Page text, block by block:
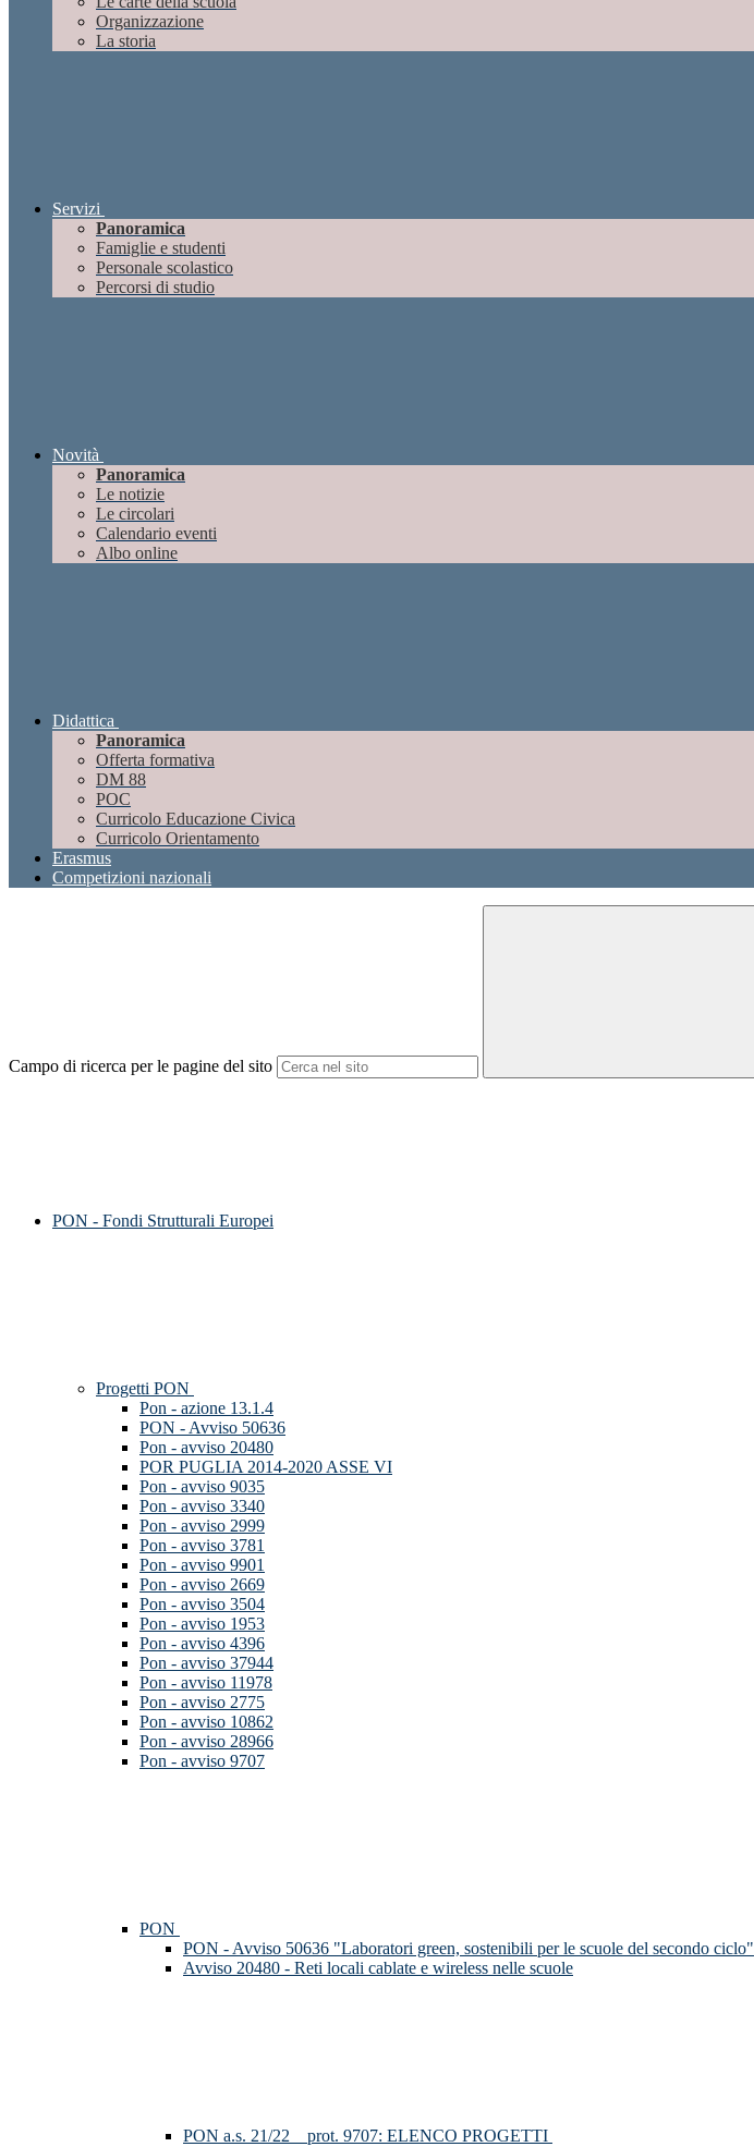
Organizzazione
La storia
Servizi
Panoramica
Famiglie e studenti
Personale scolastico
Percorsi di studio
Novità
Panoramica
Le notizie
Le circolari
Calendario eventi
Albo online
Didattica
Panoramica
Offerta formativa
DM 88
POC
Curricolo Educazione Civica
Curricolo Orientamento
Erasmus
Competizioni nazionali
Campo di ricerca per le pagine del sito
PON - Fondi Strutturali Europei
Progetti PON
Pon - azione 13.1.4
PON - Avviso 50636
Pon - avviso 20480
POR PUGLIA 2014-2020 ASSE VI
Pon - avviso 9035
Pon - avviso 3340
Pon - avviso 2999
Pon - avviso 3781
Pon - avviso 9901
Pon - avviso 2669
Pon - avviso 3504
Pon - avviso 1953
Pon - avviso 4396
Pon - avviso 37944
Pon - avviso 11978
Pon - avviso 2775
Pon - avviso 10862
Pon - avviso 28966
Pon - avviso 9707
PON
PON - Avviso 50636 "Laboratori green, sostenibili per le scuole del secondo ciclo"
Avviso 20480 - Reti locali cablate e wireless nelle scuole
PON a.s. 21/22__prot. 9707: ELENCO PROGETTI